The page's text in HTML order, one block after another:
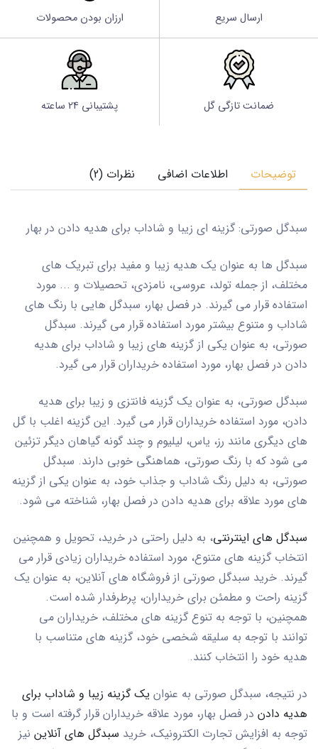
ارسال سریع ارزان بودن محصولات
ضمانت تازگی گل پشتیبانی 24 ساعته
توضیحات اطلاعات اضافی نظرات (2)
سبدگل صورتی: گزینه ای زیبا و شاداب برای هدیه دادن در بهار
سبدگل ها به عنوان یک هدیه زیبا و مفید برای تبریک های
مختلف، از جمله تولد، عروسی، نامزدی، تحصیلات و ... مورد
استفاده قرار می گیرند. در فصل بهار، سبدگل هایی با رنگ های
شاداب و متنوع بیشتر مورد استفاده قرار می گیرند. سبدگل
صورتی، به عنوان یکی از گزینه های زیبا و شاداب برای هدیه
دادن در فصل بهار، مورد استفاده خریداران قرار می گیرد.
سبدگل صورتی، به عنوان یک گزینه فانتزی و زیبا برای هدیه
دادن، مورد استفاده خریداران قرار می گیرد. این گزینه اغلب با گل
های دیگری مانند رز، یاس، لیلیوم و چند گونه گیاهان دیگر تزئین
می شود که با رنگ صورتی، هماهنگی خوبی دارند. سبدگل
صورتی، به دلیل رنگ شاداب و جذاب خود، به عنوان یکی از گزینه
های مورد علاقه برای هدیه دادن در فصل بهار، شناخته می شود.
سبدگل های اینترنتی، به دلیل راحتی در خرید، تحویل و همچنین
انتخاب گزینه های متنوع، مورد استفاده خریداران زیادی قرار می
گیرند. خرید سبدگل صورتی از فروشگاه های آنلاین، به عنوان یک
گزینه راحت و مطمئن برای خریداران، پرطرفدار شده است.
همچنین، با توجه به تنوع گزینه های مختلف، خریداران می
توانند با توجه به سلیقه شخصی خود، گزینه های متناسب با
هدیه خود را انتخاب کنند.
در نتیجه، سبدگل صورتی به عنوان یک گزینه زیبا و شاداب برای
هدیه دادن در فصل بهار، مورد علاقه خریداران قرار گرفته است و با
توجه به افزایش تجارت الکترونیک، خرید سبدگل های آنلاین نیز